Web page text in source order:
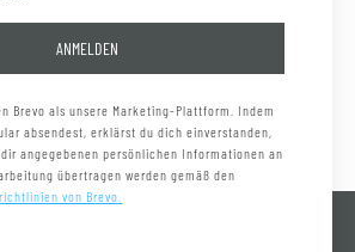
ANMELDEN
Brevo als unsere Marketing-Plattform. Indem
absendest, erklärst du dich einverstanden,
angegebenen persönlichen Informationen an
übertragen werden gemäß den
von Brevo.